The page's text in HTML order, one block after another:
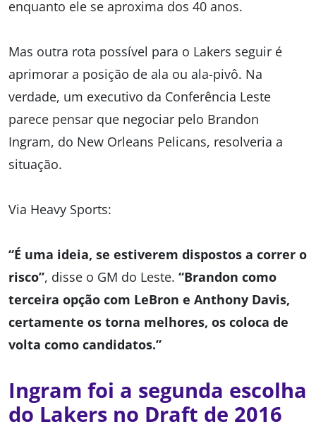
enquanto ele se aproxima dos 40 anos.
Mas outra rota possível para o Lakers seguir é
aprimorar a posição de ala ou ala-pivô. Na
verdade, um executivo da Conferência Leste
parece pensar que negociar pelo Brandon
Ingram, do New Orleans Pelicans, resolveria a
situação.
Via Heavy Sports:
“É uma ideia, se estiverem dispostos a correr o
risco”, disse o GM do Leste. “Brandon como
terceira opção com LeBron e Anthony Davis,
certamente os torna melhores, os coloca de
volta como candidatos.”
Ingram foi a segunda escolha
do Lakers no Draft de 2016